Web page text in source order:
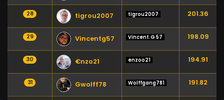
28 tigrou2007 tigrou2007 201.36
29 Vincentg57 Vincent.G 57 198.09
30 €nzo21 enzoo21 194.91
31 Gwolff78 Wolffgang781 191.82